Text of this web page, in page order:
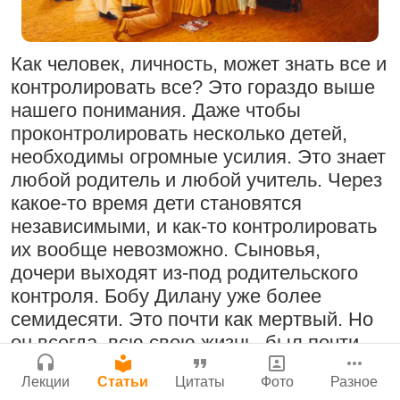
Поклоняться Бхактивиноду Тхакуру,
исполняя его бхаджаны
1:14:02 |12 сентября
2008 |Бойсе, Айдахо, США
Радхарани — глава департамента
служений
1:05:35 | 7 сентября 2008|
Орегон, США
Деятельность на благо всех живых
существ
33:28 |30 ноября 2019|
Как человек, личность, может знать все и
контролировать все? Это гораздо выше
нашего понимания. Даже чтобы
проконтролировать несколько детей,
необходимы огромные усилия. Это знает
любой родитель и любой учитель. Через
какое-то время дети становятся
независимыми, и как-то контролировать
их вообще невозможно. Сыновья,
дочери выходят из-под родительского
контроля. Бобу Дилану уже более
семидесяти. Это почти как мертвый. Но
он всегда, всю свою жизнь, был почти
мертвым. Если вы из Индии, то вы о нем
даже не слышали. На старом диком
Нектар имени Кришны
24 июля 2026
Подрыватели доверия к себе
22 июля 2026
Милость Кришны, проявляющаяся в
Джанмаштами в Тбилиси 2025
Сайт
Инструкция
Лекции Статьи Цитаты Фото Разное